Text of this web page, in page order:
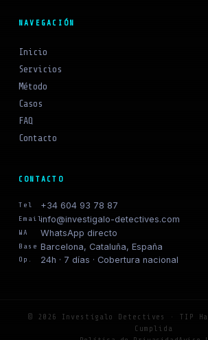
NAVEGACIÓN
Inicio
Servicios
Método
Casos
FAQ
Contacto
CONTACTO
Tel +34 604 93 78 87
Emailinfo@investigalo-detectives.com
WA WhatsApp directo
Base Barcelona, Cataluña, España
Op. 24h · 7 días · Cobertura nacional
© 2026 Investígalo Detectives · TIP
Cumplida